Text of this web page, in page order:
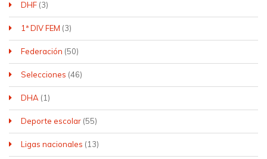
DHF (3)
1ª DIV FEM (3)
Federación (50)
Selecciones (46)
DHA (1)
Deporte escolar (55)
Ligas nacionales (13)